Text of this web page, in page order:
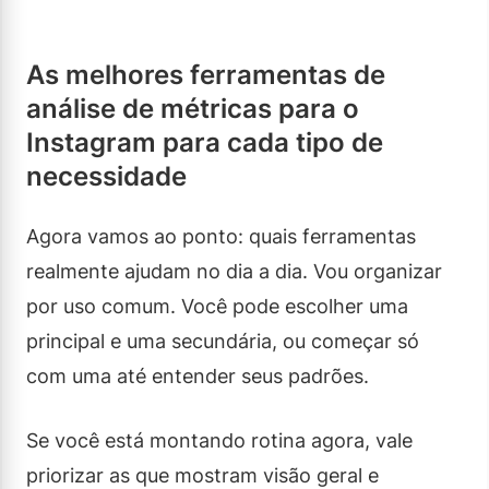
As melhores ferramentas de
análise de métricas para o
Instagram para cada tipo de
necessidade
Agora vamos ao ponto: quais ferramentas
realmente ajudam no dia a dia. Vou organizar
por uso comum. Você pode escolher uma
principal e uma secundária, ou começar só
com uma até entender seus padrões.
Se você está montando rotina agora, vale
priorizar as que mostram visão geral e